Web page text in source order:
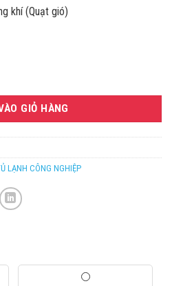
khí (Quạt gió)
HR-128MA-SLG số lượng
GIỎ HÀNG
LẠNH CÔNG NGHIỆP